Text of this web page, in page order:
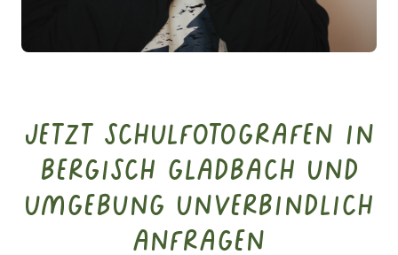
Jetzt Schulfotografen in
Bergisch Gladbach und
Umgebung unverbindlich
anfragen